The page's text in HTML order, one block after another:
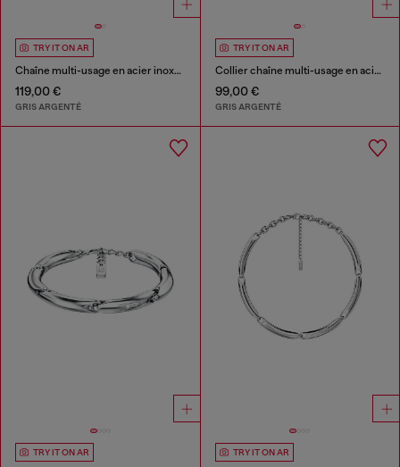
TRY IT ON AR
Chaîne multi-usage en acier inoxydable
119,00 €
GRIS ARGENTÉ
TRY IT ON AR
Collier chaîne multi-usage en acier inoxydable
99,00 €
GRIS ARGENTÉ
TRY IT ON AR TRY IT ON AR